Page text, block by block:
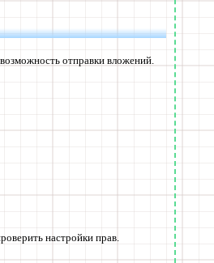
отправки вложений.
настройки прав.